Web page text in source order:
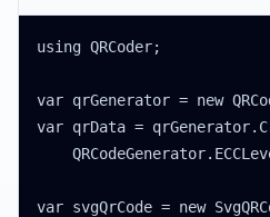
using QRCoder;
var qrGenerator = new
var qrData =
var svgQrCode = new